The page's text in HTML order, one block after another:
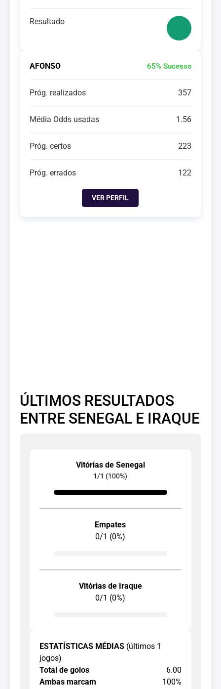
Resultado
AFONSO 65% Sucesso
Próg. realizados 357
Média Odds usadas 1.56
Próg. certos 223
Próg. errados 122
VER PERFIL
ÚLTIMOS RESULTADOS
ENTRE SENEGAL E IRAQUE
Vitórias de Senegal
1/1 (100%)
Empates
0/1 (0%)
Vitórias de Iraque
0/1 (0%)
ESTATÍSTICAS MÉDIAS (últimos 1
jogos)
Total de golos
6.00
Ambas marcam
100%